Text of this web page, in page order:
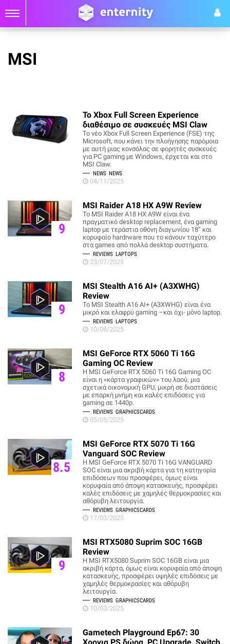
MSI
To Xbox Full Screen Experience
διαθέσιμο σε συσκευές MSI Claw
Το νέο Xbox Full Screen Experience (FSE) της
Microsoft, που κάνει την πλοήγησης παρόμοια
με αυτή μιας κονσόλας σε φορητές συσκευές
για PC gaming με Windows, έρχεται και στο
MSI Claw.
NEWS NEWS
04/11/2025
9
MSI Raider A18 HX A9W Review
Το MSI Raider A18 HX A9W είναι ένα
πραγματικό desktop replacement, ένα gaming
laptop με τεράστια οθόνη διαγωνίου 18’’ και
κορυφαίο hardrware που το κάνουν ταχύτερο
στα games από πολλά desktop συστήματα.
REVIEWS LAPTOPS
23/07/2025
9
MSI Stealth A16 AI+ (A3XWHG)
Review
Το MSI Stealth A16 AI+ (A3XWHG) είναι ένα
μικρό και ελαφρύ gaming –και όχι- μόνο laptop.
REVIEWS LAPTOPS
10/06/2025
8
MSI GeForce RTX 5060 Ti 16G
Gaming OC Review
Η MSI GeForce RTX 5060 Ti 16G Gaming OC
είναι η «κάρτα γραφικών» του λαού, μια
σχετικά οικονομική GPU, μικρή σε διαστάσεις
με επαρκή μνήμη και καλές επιδόσεις για
gaming σε 1440p.
REVIEWS GRAPHICSCARDS
05/05/2025
8.5
MSI GeForce RTX 5070 Ti 16G
Vanguard SOC Review
Η MSI GeForce RTX 5070 Ti 16G VANGUARD
SOC είναι μια ακριβή κάρτα για τη κατηγορία
επιδόσεων που προσφέρει, όμως είναι
κορυφαία από άποψη κατασκευής, προσφέρει
καλές επιδόσεις με χαμηλές θερμοκρασίες και
αθόρυβη λειτουργία.
REVIEWS GRAPHICSCARDS
17/03/2025
9
MSI RTX5080 Suprim SOC 16GB
Review
Η MSI RTX5080 Suprim SOC 16GB είναι μια
ακριβή κάρτα, όμως είναι κορυφαία από άποψη
κατασκευής, προσφέρει υψηλές επιδόσεις με
χαμηλές θερμοκρασίες και αθόρυβη
λειτουργία.
REVIEWS GRAPHICSCARDS
10/03/2025
Gametech Playground Ep67: 30